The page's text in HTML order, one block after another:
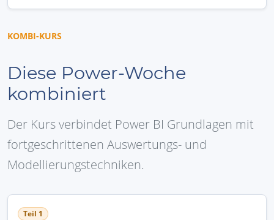
KOMBI-KURS
Diese Power-Woche
kombiniert
Der Kurs verbindet Power BI Grundlagen mit
fortgeschrittenen Auswertungs- und
Modellierungstechniken.
Teil 1